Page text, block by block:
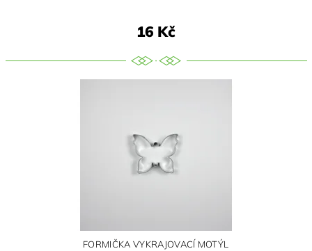
16 Kč
FORMIČKA VYKRAJOVACÍ MOTÝL